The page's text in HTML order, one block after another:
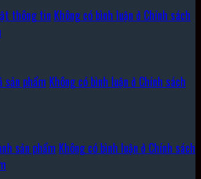
thông tin Không có bình luận ở Chính sách
sản phẩm Không có bình luận ở Chính sách
sản phẩm Không có bình luận ở Chính sách